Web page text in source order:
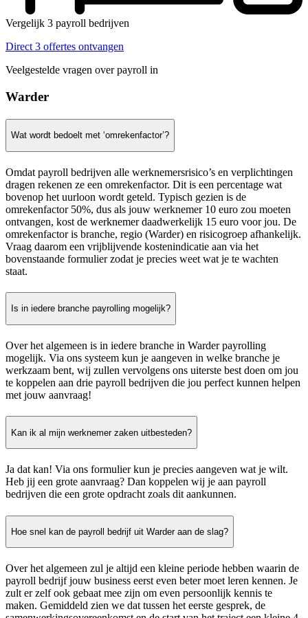
Vergelijk 3 payroll bedrijven
Direct 3 offertes ontvangen
Veelgestelde vragen over payroll in
Warder
Wat wordt bedoelt met ‘omrekenfactor’?
Omdat payroll bedrijven alle werknemersrisico’s en verplichtingen
dragen rekenen ze een omrekenfactor. Dit is een percentage wat
bovenop het uurloon wordt geteld. Typisch gezien is de
omrekenfactor 50%, dus als jouw werknemer 10 euro zou moeten
ontvangen, kost de werknemer daadwerkelijk 15 euro voor jou. De
omrekenfactor is branche, regio (Warder) en risicogroep afhankelijk.
Vraag daarom een vrijblijvende kostenindicatie aan via het
bovenstaande formulier zodat je precies weet wat je te wachten
staat.
Is in iedere branche payrolling mogelijk?
Over het algemeen is in iedere branche in Warder payrolling
mogelijk. Via ons systeem kun je aangeven in welke branche je
werkzaam bent, wij zullen vervolgens ons uiterste best doen om jou
te koppelen aan drie payroll bedrijven die jou perfect kunnen helpen
met jouw aanvraag!
Kan ik al mijn werknemer zaken uitbesteden?
Ja dat kan! Via ons formulier kun je precies aangeven wat je wilt.
Heb jij een grote aanvraag? Dan koppelen wij je aan payroll
bedrijven die een grote opdracht zoals dit aankunnen.
Hoe snel kan de payroll bedrijf uit Warder aan de slag?
Over het algemeen zul je altijd een kleine periode hebben waarin de
payroll bedrijf jouw business eerst even beter moet leren kennen. Je
zult er zelf ook gebaat mee zijn om even persoonlijk kennis te
maken. Gemiddeld zien we dat tussen het eerste gesprek, de